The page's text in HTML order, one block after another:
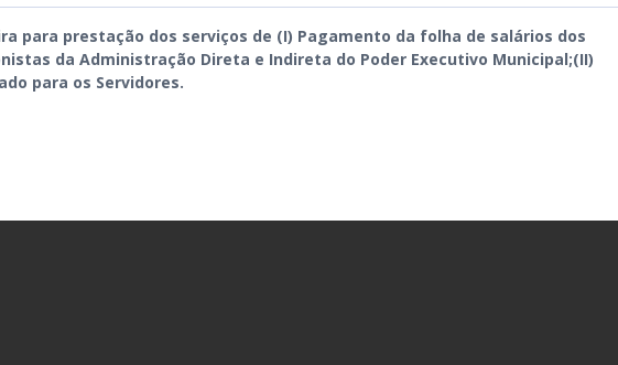
PB
para prestação dos serviços de (I) Pagamento da folha de salários dos
da Administração Direta e Indireta do Poder Executivo Municipal;(II)
para os Servidores.